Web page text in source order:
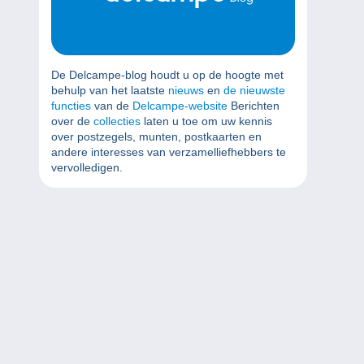
De Delcampe-blog houdt u op de hoogte met
behulp van het laatste nieuws en de nieuwste
functies van de Delcampe-website Berichten
over de collecties laten u toe om uw kennis
over postzegels, munten, postkaarten en
andere interesses van verzamelliefhebbers te
vervolledigen.